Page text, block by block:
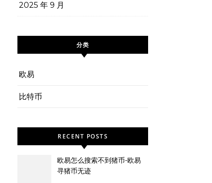
2025 年 9 月
分类
欧易
比特币
RECENT POSTS
欧易怎么搜索不到猪币-欧易
寻猪币无迹